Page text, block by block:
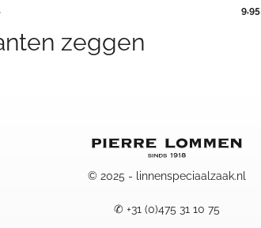
9,95
zeggen
© 2025 - linnenspeciaalzaak.nl
✆ +31 (0)475 31 10 75